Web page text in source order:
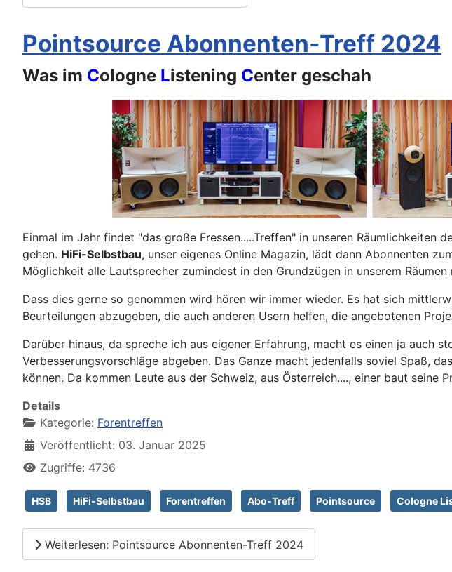
Pointsource Abonnenten-Treff 2024
Was im Cologne Listening Center geschah
Einmal im Jahr findet "das große Fressen.....Treffen" in unseren Räumlichkeiten
gehen. HiFi-Selbstbau, unser eigenes Online Magazin, lädt dann Abonnenten
Möglichkeit alle Lautsprecher zumindest in den Grundzügen in unserem
Dass dies gerne so genommen wird hören wir immer wieder. Es hat sich
Beurteilungen abzugeben, die auch anderen Usern helfen, die angebotenen
Darüber hinaus, da spreche ich aus eigener Erfahrung, macht es einen ja
Verbesserungsvorschläge abgeben. Das Ganze macht jedenfalls soviel Spaß,
können. Da kommen Leute aus der Schweiz, aus Österreich...., einer baut
Details
Kategorie: Forentreffen
Veröffentlicht: 03. Januar 2025
Zugriffe: 4736
HSB HiFi-Selbstbau Forentreffen Abo-Treff Pointsource Cologne
Weiterlesen: Pointsource Abonnenten-Treff 2024